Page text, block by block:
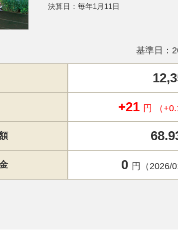
決算日：毎年1月11日
基準日：
+21 円 （
0 円（2026/